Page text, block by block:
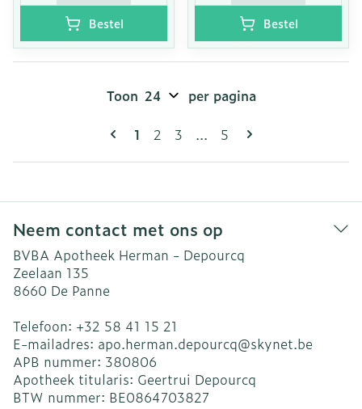
Bestel Bestel
Pagina's
U lees momenteel pagina
1 Pagina
2 Pagina
3 ... Pagina
5
Toon per pagina
Neem contact met ons op
BVBA Apotheek Herman - Depourcq
Zeelaan 135
8660 De Panne
Telefoon: +32 58 41 15 21
E-mailadres: apo.herman.depourcq@skynet.be
APB nummer: 380806
Apotheek titularis: Geertrui Depourcq
BTW nummer: BE0864703827